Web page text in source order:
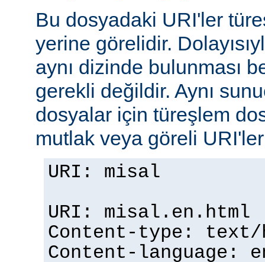
Bu dosyadaki URI'ler
yerine görelidir.
aynı dizinde bulunması
gerekli değildir. Aynı
dosyalar için türeşlem
mutlak veya göreli
URI: misal
URI: misal.en.html
Content-type: text/
Content-language: